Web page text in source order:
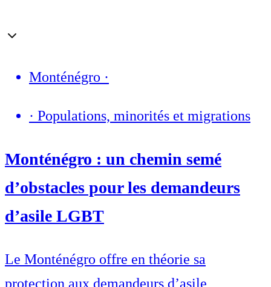
Monténégro ·
· Populations, minorités et migrations
Monténégro : un chemin semé
d’obstacles pour les demandeurs
d’asile LGBT
Le Monténégro offre en théorie sa
protection aux demandeurs d’asile